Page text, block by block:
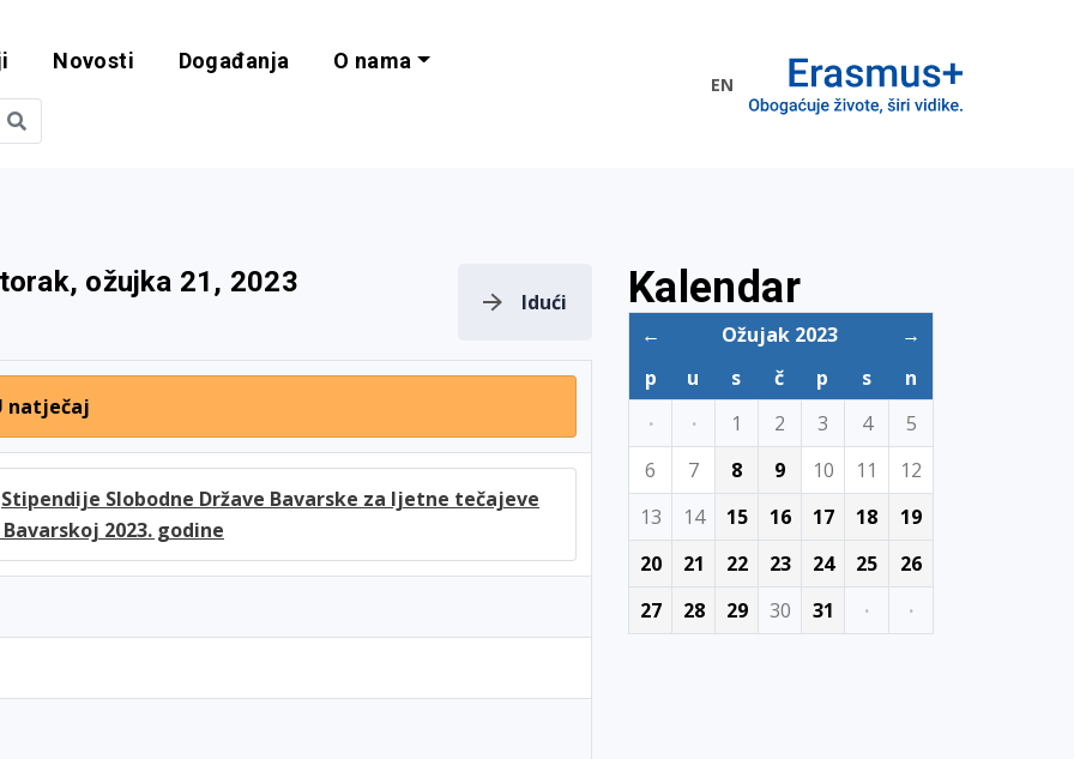
i programe EU
Novosti Događanja O nama
EN
ožujka 21, 2023
Idući
natječaj
Stipendije Slobodne Države Bavarske za ljetne tečajeve
2023. godine
Kalendar
← Ožujak 2023
→
p
u s č p s
n
·
· 1 2 3 4
5
6
7 8 9 10 11
12
13
14 15 16 17 18
19
20
21 22 23 24 25
26
27
28 29 30 31 · ·